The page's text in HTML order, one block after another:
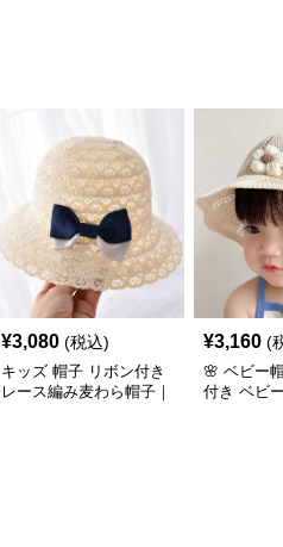
¥3,080 (税込)
キッズ 帽子 リボン付き
レース編み麦わら帽子｜
¥3,160 (
🌸 ベビー
付き ベビ